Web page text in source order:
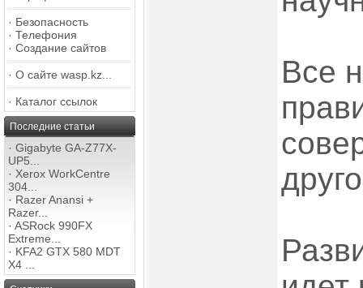
· Безопасность
· Телефония
· Создание сайтов
· О сайте wasp.kz...
· Каталог ссылок
Последние статьи
· Gigabyte GA-Z77X-
UP5...
· Xerox WorkCentre
304...
· Razer Anansi +
Razer...
· ASRock 990FX
Extreme...
· KFA2 GTX 580 MDT
X4 ...
Все